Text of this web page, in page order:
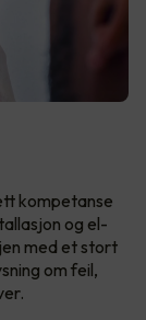
kompetanse
og el-
med et stort
om feil,